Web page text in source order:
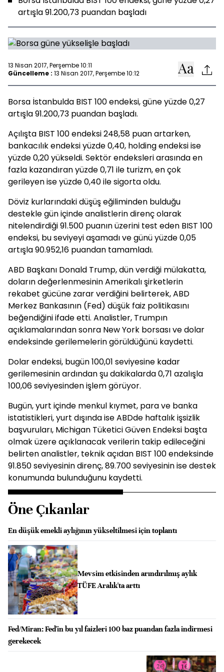
artışla 91.200,73 puandan başladı
13 Nisan 2017, Perşembe 10:11
Güncelleme : 13 Nisan 2017, Perşembe 10:12
Borsa İstanbulda BIST 100 endeksi, güne yüzde 0,27
artışla 91.200,73 puandan başladı.
Açılışta BIST 100 endeksi 248,58 puan artarken,
bankacılık endeksi yüzde 0,40, holding endeksi ise
yüzde 0,20 yükseldi. Sektör endeksleri arasında en
fazla kazandıran yüzde 0,71 ile turizm, en çok
gerileyen ise yüzde 0,40 ile sigorta oldu.
Döviz kurlarındaki düşüş eğiliminden bulduğu
destekle gün içinde analistlerin direnç olarak
nitelendirdiği 91.500 puanın üzerini test eden BIST 100
endeksi, bu seviyeyi aşamadı ve günü yüzde 0,05
artışla 90.952,16 puandan tamamladı.
ABD Başkanı Donald Trump, dün verdiği mülakatta,
doların değerlenmesinin Amerikalı şirketlerin
rekabet gücüne zarar verdiğini belirterek, ABD
Merkez Bankasının (Fed) düşük faiz politikasını
beğendiğini ifade etti. Analistler, Trumpın
açıklamalarından sonra New York borsası ve dolar
endeksinde gerilemelerin görüldüğünü kaydetti.
Dolar endeksi, bugün 100,01 seviyesine kadar
gerilemesinin ardından şu dakikalarda 0,71 azalışla
100,06 seviyesinden işlem görüyor.
Bugün, yurt içinde menkul kıymet, para ve banka
istatistikleri, yurt dışında ise ABDde haftalık işsizlik
başvuruları, Michigan Tüketici Güven Endeksi başta
olmak üzere açıklanacak verilerin takip edileceğini
belirten analistler, teknik açıdan BIST 100 endeksinde
91.850 seviyesinin direnç, 89.700 seviyesinin ise destek
konumunda bulunduğunu kaydetti.
Öne Çıkanlar
En düşük emekli aylığının yükseltilmesi için toplantı
Mevsim etkisinden arındırılmış aylık
TÜFE Aralık'ta arttı
Fed/Miran: Fed'in bu yıl faizleri 100 baz puandan fazla indirmesi
gerekecek